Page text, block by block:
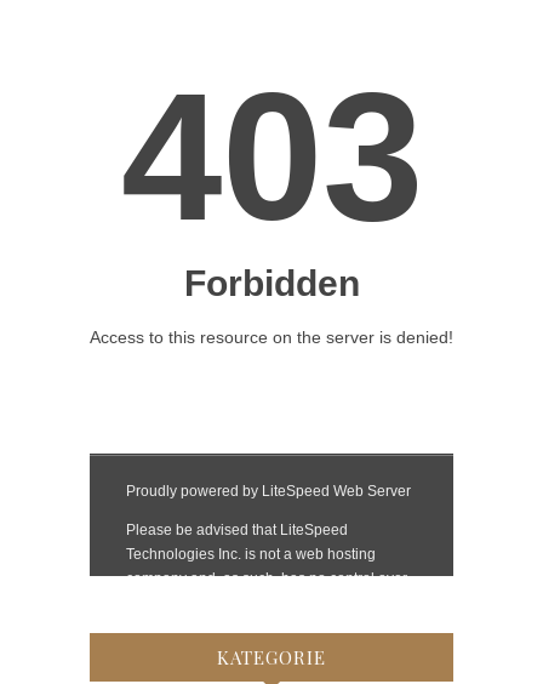
KATEGORIE